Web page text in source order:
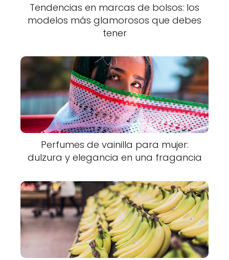
Tendencias en marcas de bolsos: los
modelos más glamorosos que debes
tener
Perfumes de vainilla para mujer:
dulzura y elegancia en una fragancia